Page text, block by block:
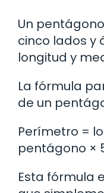
Un
cinco lados y
longitud y
La fórmula
de un
Perímetro =
pentágono ×
Esta fórmula